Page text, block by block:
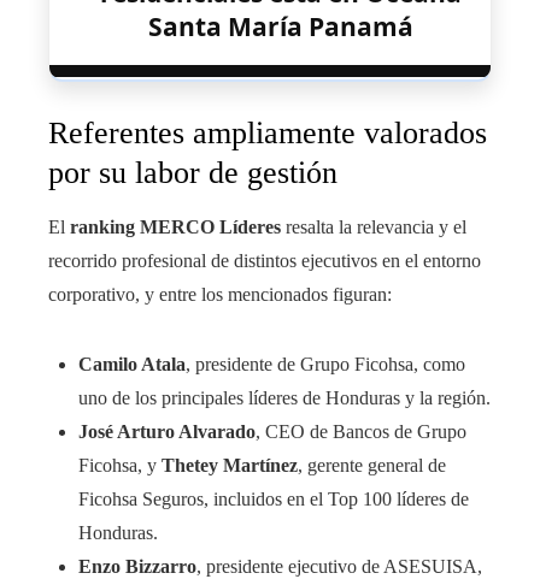
Santa María Panamá
Referentes ampliamente valorados
por su labor de gestión
El ranking MERCO Líderes resalta la relevancia y el
recorrido profesional de distintos ejecutivos en el entorno
corporativo, y entre los mencionados figuran:
Camilo Atala, presidente de Grupo Ficohsa, como
uno de los principales líderes de Honduras y la región.
José Arturo Alvarado, CEO de Bancos de Grupo
Ficohsa, y Thetey Martínez, gerente general de
Ficohsa Seguros, incluidos en el Top 100 líderes de
Honduras.
Enzo Bizzarro, presidente ejecutivo de ASESUISA,